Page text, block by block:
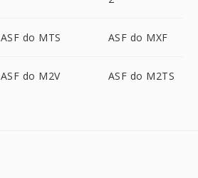
ASF do MTS ASF do MXF
ASF do M2V ASF do M2TS